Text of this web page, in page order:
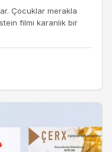
Çocuklar merakla
filmi karanlık bir